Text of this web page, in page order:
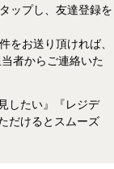
ップし、友達登録を
をお送り頂ければ、
者からご連絡いた
したい』『レジデ
だけるとスムーズ